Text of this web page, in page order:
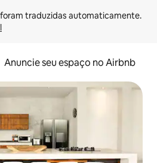
Anuncie seu espaço no Airbnb